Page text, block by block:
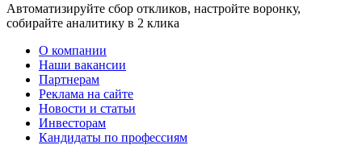
Автоматизируйте сбор откликов, настройте воронку,
собирайте аналитику в 2 клика
О компании
Наши вакансии
Партнерам
Реклама на сайте
Новости и статьи
Инвесторам
Кандидаты по профессиям